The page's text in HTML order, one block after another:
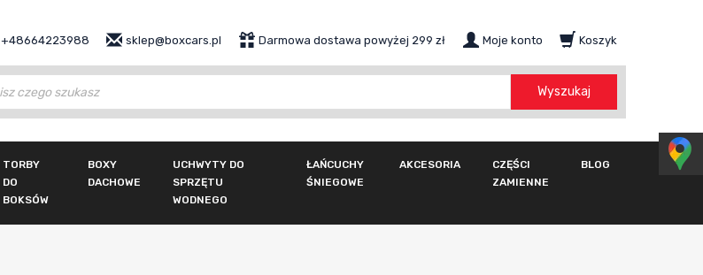
+48664223988 Darmowa dostawa powyżej 299 zł
sklep@boxcars.pl Moje konto Koszyk
Wyszukaj
TORBY
DO
BOKSÓW
BOXY
DACHOWE
UCHWYTY DO
SPRZĘTU
WODNEGO
ŁAŃCUCHY
ŚNIEGOWE
AKCESORIA
CZĘŚCI
ZAMIENNE
BLOG